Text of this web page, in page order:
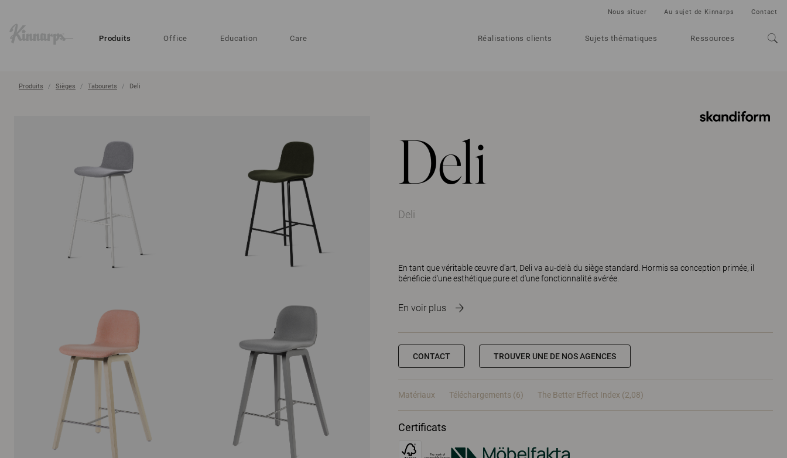
Produits Office Education Care Réalisations clients Sujets thématiques Ressources
Nous situer Au sujet de Kinnarps Contact
Produits Sièges Tabourets Deli
Deli
Deli
En tant que véritable œuvre d'art, Deli va au-delà du siège standard. Hormis sa conception primée, il
bénéficie d'une esthétique pure et d'une fonctionnalité avérée.
En voir plus
CONTACT TROUVER UNE DE NOS AGENCES
Matériaux Téléchargements (6) The Better Effect Index (2,08)
Certificats